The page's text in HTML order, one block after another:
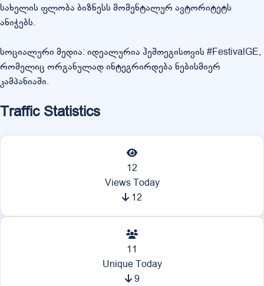
სახელის ფლობა ბიზნესს მომენტალურ ავტორიტეტს
ანიჭებს.
სოციალური მედია: იდეალურია ჰეშთეგისთვის #FestivalGE,
რომელიც ორგანულად ინტეგრირდება ნებისმიერ
კამპანიაში.
Traffic Statistics
12
Views Today
12
11
Unique Today
9